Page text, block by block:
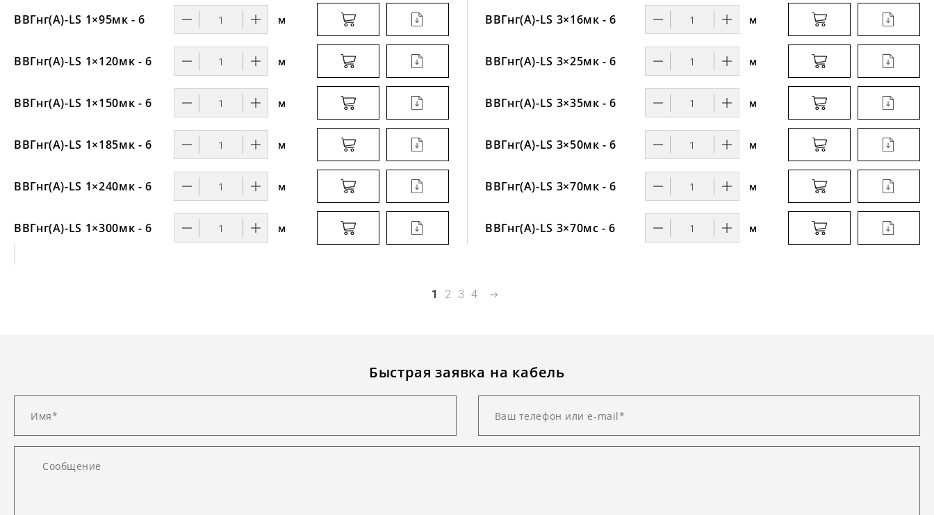
ВВГнг(А)-LS 1×95мк - 6 м
ВВГнг(А)-LS 1×120мк - 6 м
ВВГнг(А)-LS 1×150мк - 6 м
ВВГнг(А)-LS 1×185мк - 6 м
ВВГнг(А)-LS 1×240мк - 6 м
ВВГнг(А)-LS 1×300мк - 6 м
ВВГнг(А)-LS 3×16мк - 6 м
ВВГнг(А)-LS 3×25мк - 6 м
ВВГнг(А)-LS 3×35мк - 6 м
ВВГнг(А)-LS 3×50мк - 6 м
ВВГнг(А)-LS 3×70мк - 6 м
ВВГнг(А)-LS 3×70мс - 6 м
1 2 3 4
Быстрая заявка на кабель